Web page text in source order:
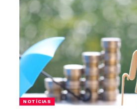
NOTÍCIAS